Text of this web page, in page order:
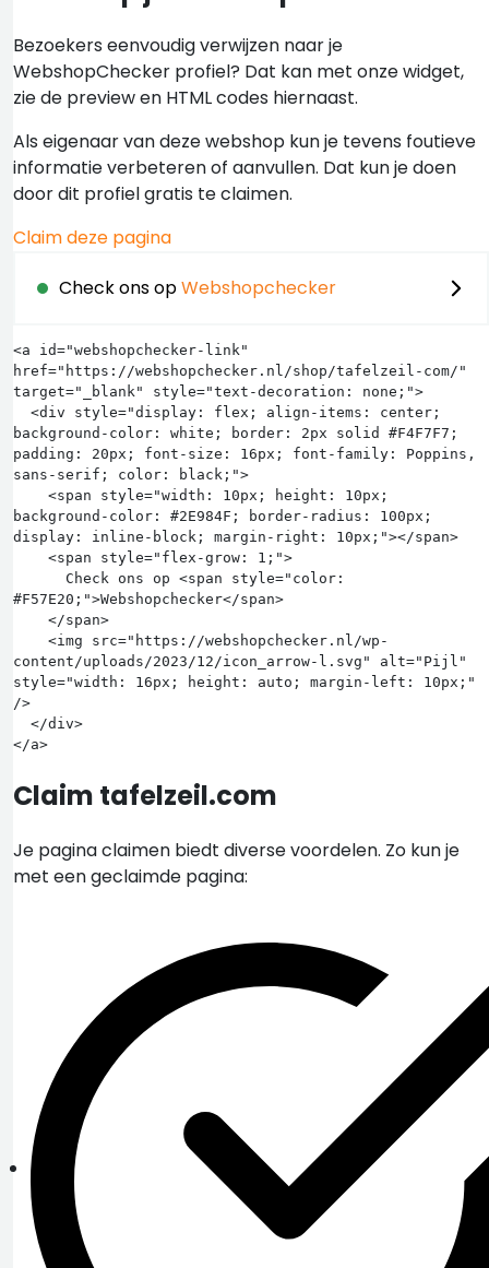
Bezoekers eenvoudig verwijzen naar je
WebshopChecker profiel? Dat kan met onze widget,
zie de preview en HTML codes hiernaast.
Als eigenaar van deze webshop kun je tevens foutieve
informatie verbeteren of aanvullen. Dat kun je doen
door dit profiel gratis te claimen.
Claim deze pagina
Check ons opWebshopchecker
<a id="webshopchecker-link"
href="https://webshopchecker.nl/shop/tafelzeil-com/"
target="_blank" style="text-decoration: none;">
background-color: white; border: 2px solid #F4F7F7;
padding: 20px; font-size: 16px; font-family: Poppins,
sans-serif; color: black;">
background-color: #2E984F; border-radius: 100px;
display: inline-block; margin-right: 10px;"></span>
#F57E20;">Webshopchecker</span>
content/uploads/2023/12/icon_arrow-l.svg" alt="Pijl"
style="width: 16px; height: auto; margin-left: 10px;"
/>
Claim tafelzeil.com
Je pagina claimen biedt diverse voordelen. Zo kun je
met een geclaimde pagina: